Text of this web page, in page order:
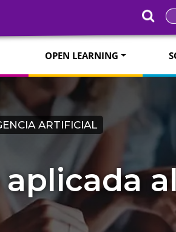
OPEN LEARNING
ARTIFICIAL